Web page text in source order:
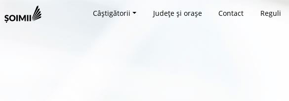
Câștigătorii Județe și orașe Contact Reguli